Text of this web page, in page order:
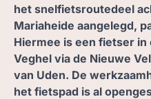
het snelfietsroutedeel
Mariaheide aangelegd,
Hiermee is een fietser
Veghel via de Nieuwe
van Uden. De
het fietspad is al